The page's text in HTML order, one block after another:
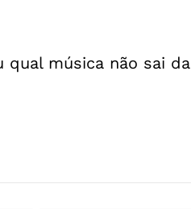
qual música não sai da